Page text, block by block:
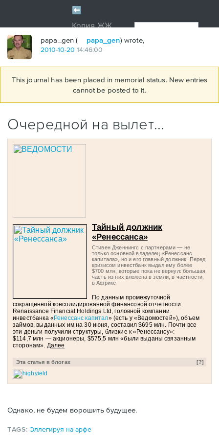
papa_gen ( papa_gen) wrote,
2010-10-20 14:46:00
This journal has been placed in memorial status. New entries
cannot be posted to it.
Очередной на вылет...
Тайный должник
«Ренессанса»
Стивен Дженнингс с партнерами — не
только основной владелец «Ренессанс
капитала», но и его главный должник. Перед
кризисом инвестбанк выдал ему более
$700 млн, которые пока не вернул: большая
часть из них вложена в земли, в частности,
в Африке
По данным промежуточной
сокращенной консолидированной финансовой отчетности
Renaissance Financial Holdings Ltd, головной компании
инвестбанка «Ренессанс капитал» (есть у «Ведомостей»), объем
займов, выданных им на 30 июня, составил $695 млн. Почти все
эти деньги получили структуры, близкие к «Ренессансу»:
$114,7 млн — акционеры, $575,5 млн «были выданы связанным
сторонам». Далее
Эта статья в блогах [?]
highyield
Однако, не будем ворошить будущее.
TAGS:Эллегируя на арфе